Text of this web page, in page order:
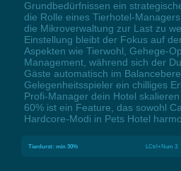
Grundbedürfnissen ein
die Rolle eines Tierhotel-
die Mikroverwaltung zur Last zu
Einstellung bleibt der Fokus auf
Aspekten wie Tierwohl, Gehege-
Management, während sich der
Gäste automatisch im
Gelegenheitsspieler ein chilliges
Profi-Manager dein Hotel
60% ist ein Feature, das sowohl
Hardcore-Modi in Pets Hotel
Tierdurst: min 30% LCtrl+Num 3